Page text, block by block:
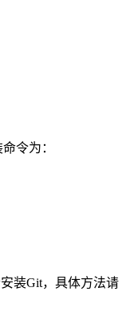
令为：
装Git，具体方法请